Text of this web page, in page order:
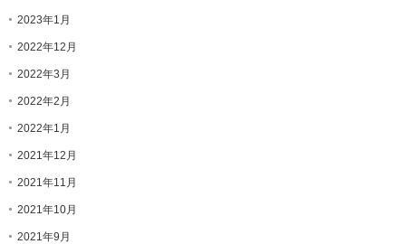
2023年1月
2022年12月
2022年3月
2022年2月
2022年1月
2021年12月
2021年11月
2021年10月
2021年9月